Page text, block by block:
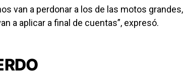
van a perdonar a los de las motos grandes,
a aplicar a final de cuentas”, expresó.